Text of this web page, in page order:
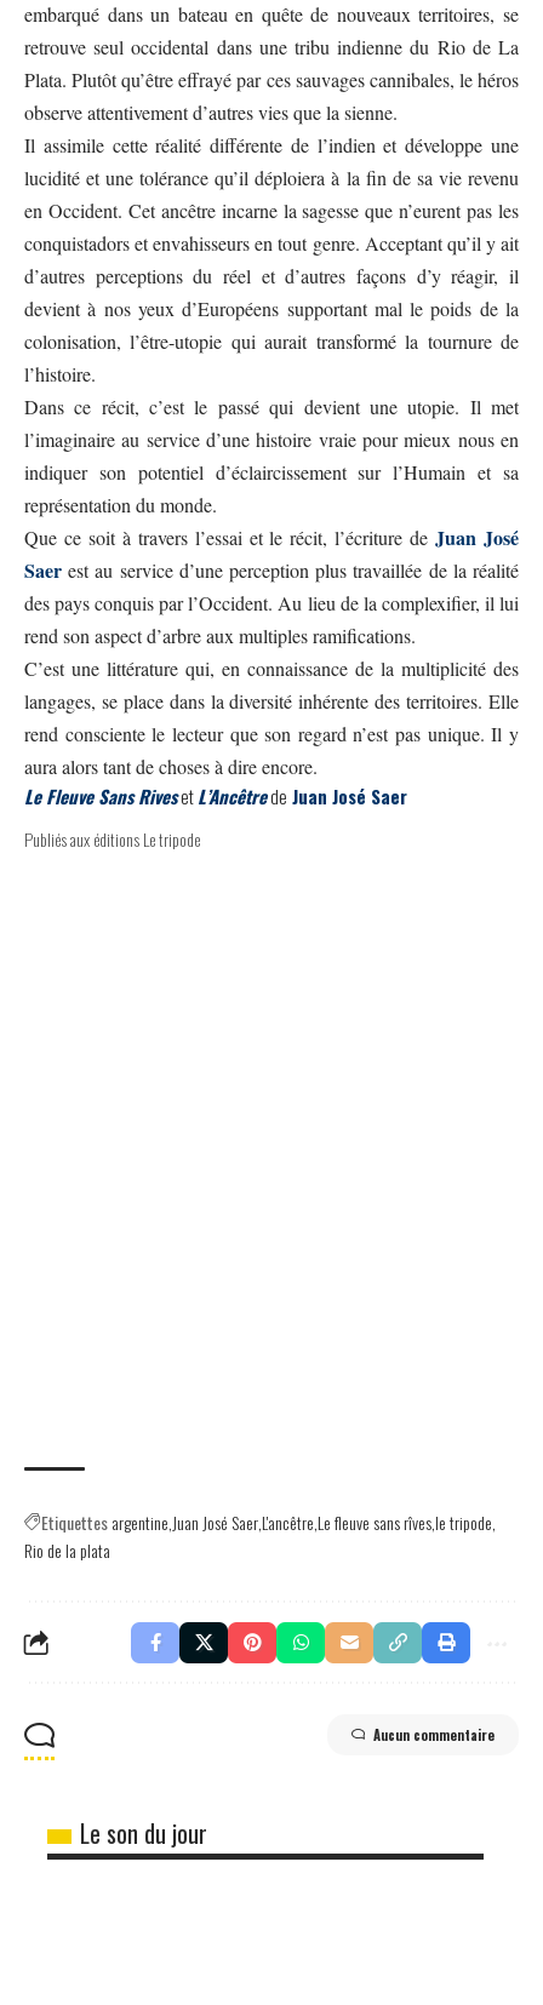
embarqué dans un bateau en quête de nouveaux territoires, se
retrouve seul occidental dans une tribu indienne du Rio de La
Plata. Plutôt qu’être effrayé par ces sauvages cannibales, le héros
observe attentivement d’autres vies que la sienne.
Il assimile cette réalité différente de l’indien et développe une
lucidité et une tolérance qu’il déploiera à la fin de sa vie revenu
en Occident. Cet ancêtre incarne la sagesse que n’eurent pas les
conquistadors et envahisseurs en tout genre. Acceptant qu’il y ait
d’autres perceptions du réel et d’autres façons d’y réagir, il
devient à nos yeux d’Européens supportant mal le poids de la
colonisation, l’être-utopie qui aurait transformé la tournure de
l’histoire.
Dans ce récit, c’est le passé qui devient une utopie. Il met
l’imaginaire au service d’une histoire vraie pour mieux nous en
indiquer son potentiel d’éclaircissement sur l’Humain et sa
représentation du monde.
Que ce soit à travers l’essai et le récit, l’écriture deJuan José
Saer est au service d’une perception plus travaillée de la réalité
des pays conquis par l’Occident. Au lieu de la complexifier, il lui
rend son aspect d’arbre aux multiples ramifications.
C’est une littérature qui, en connaissance de la multiplicité des
langages, se place dans la diversité inhérente des territoires. Elle
rend consciente le lecteur que son regard n’est pas unique. Il y
aura alors tant de choses à dire encore.
Le Fleuve Sans RivesetL’Ancêtrede Juan José Saer
Publiés auxéditions Le tripode
Etiquettesargentine Juan José SaerL'ancêtreLe fleuve sans rîvesle tripode
Rio de la plata
Aucun commentaire
Le son du jour